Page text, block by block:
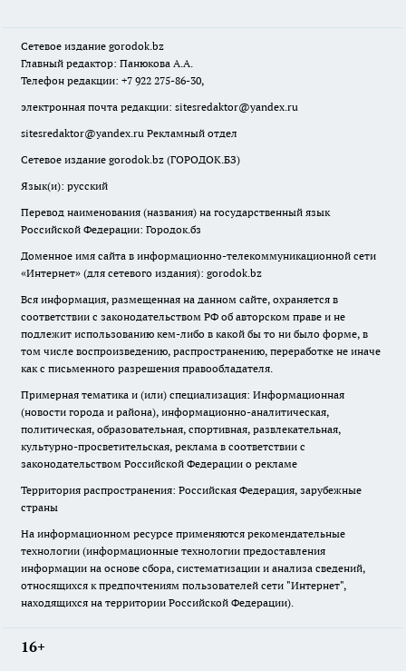
Сетевое издание gorodok.bz
Главный редактор: Панюкова А.А.
Телефон редакции: +7 922 275-86-30,
электронная почта редакции: sitesredaktor@yandex.ru
sitesredaktor@yandex.ru Рекламный отдел
Сетевое издание gorodok.bz (ГОРОДОК.БЗ)
Язык(и): русский
Перевод наименования (названия) на государственный язык
Российской Федерации: Городок.бз
Доменное имя сайта в информационно-телекоммуникационной сети
«Интернет» (для сетевого издания): gorodok.bz
Вся информация, размещенная на данном сайте, охраняется в
соответствии с законодательством РФ об авторском праве и не
подлежит использованию кем-либо в какой бы то ни было форме, в
том числе воспроизведению, распространению, переработке не иначе
как с письменного разрешения правообладателя.
Примерная тематика и (или) специализация: Информационная
(новости города и района), информационно-аналитическая,
политическая, образовательная, спортивная, развлекательная,
культурно-просветительская, реклама в соответствии с
законодательством Российской Федерации о рекламе
Территория распространения: Российская Федерация, зарубежные
страны
На информационном ресурсе применяются рекомендательные
технологии (информационные технологии предоставления
информации на основе сбора, систематизации и анализа сведений,
относящихся к предпочтениям пользователей сети "Интернет",
находящихся на территории Российской Федерации).
16+